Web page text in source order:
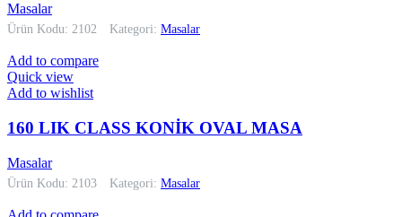
Masalar
Ürün Kodu: 2102 Kategori: Masalar
Add to compare
Quick view
Add to wishlist
160 LIK CLASS KONİK OVAL MASA
Masalar
Ürün Kodu: 2103 Kategori: Masalar